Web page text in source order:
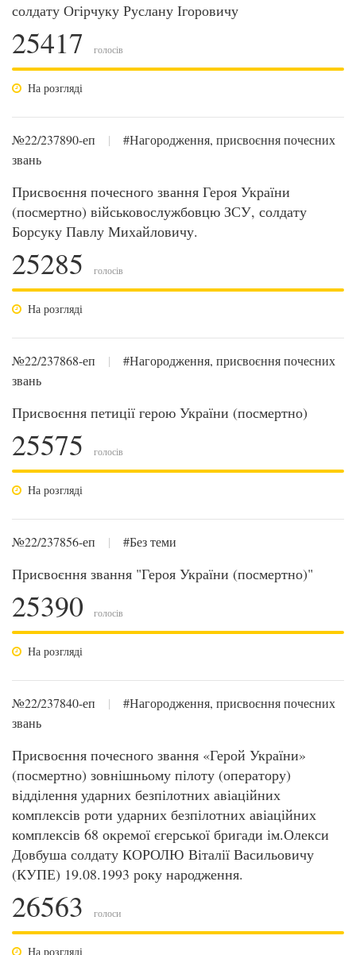
солдату Огірчуку Руслану Ігоровичу
25417 голосів
На розгляді
№22/237890-еп |
#Нагородження, присвоєння почесних
звань
Присвоєння почесного звання Героя України
(посмертно) військовослужбовцю ЗСУ, солдату
Борсуку Павлу Михайловичу.
25285 голосів
На розгляді
№22/237868-еп |
#Нагородження, присвоєння почесних
звань
Присвоєння петиції герою України (посмертно)
25575 голосів
На розгляді
№22/237856-еп | #Без теми
Присвоєння звання "Героя України (посмертно)"
25390 голосів
На розгляді
№22/237840-еп |
#Нагородження, присвоєння почесних
звань
Присвоєння почесного звання «Герой України»
(посмертно) зовнішньому пілоту (оператору)
відділення ударних безпілотних авіаційних
комплексів роти ударних безпілотних авіаційних
комплексів 68 окремої єгерської бригади ім.Олекси
Довбуша солдату КОРОЛЮ Віталії Васильовичу
(КУПЕ) 19.08.1993 року народження.
26563 голоси
На розгляді